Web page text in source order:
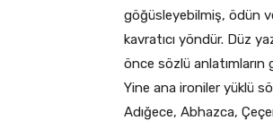
göğüsleyebilmiş, ödün
kavratıcı yöndür. Düz
önce sözlü anlatımların
Yine ana ironiler yüklü
Adığece, Abhazca,